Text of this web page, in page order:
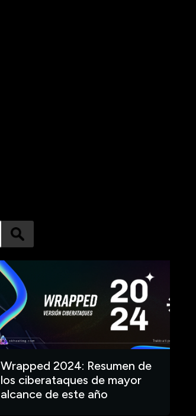
Wrapped 2024: Resumen de
los ciberataques de mayor
alcance de este año